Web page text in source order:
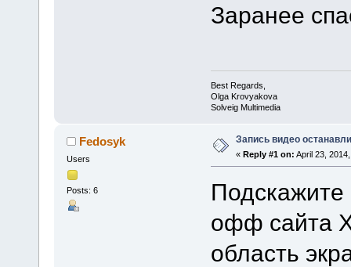
Заранее
Best Regards,
Olga Krovyakova
Solveig Multimedia
Fedosyk
Users
Posts: 6
Запись видео
« Reply #1 on: April 23,
Подскажите
офф сайта
область